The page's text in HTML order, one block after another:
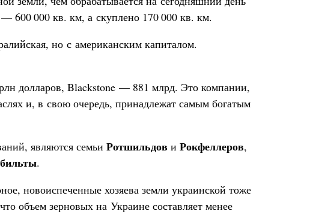
600 000 кв. км, а скуплено 170 000 кв. км.
но с американским капиталом.
долларов, Blackstone — 881 млрд. Это компании,
и, в свою очередь, принадлежат самым богатым
являются семьи Ротшильдови Рокфеллеров,
.
новоиспеченные хозяева земли украинской тоже
объем зерновых на Украине составляет менее